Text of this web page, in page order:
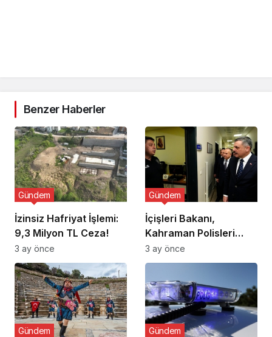
Benzer Haberler
İzinsiz Hafriyat İşlemi:
9,3 Milyon TL Ceza!
Gündem
3 ay önce
İçişleri Bakanı,
Kahraman Polisleri
Ziyaret Etti
Gündem
3 ay önce
Gündem Gündem